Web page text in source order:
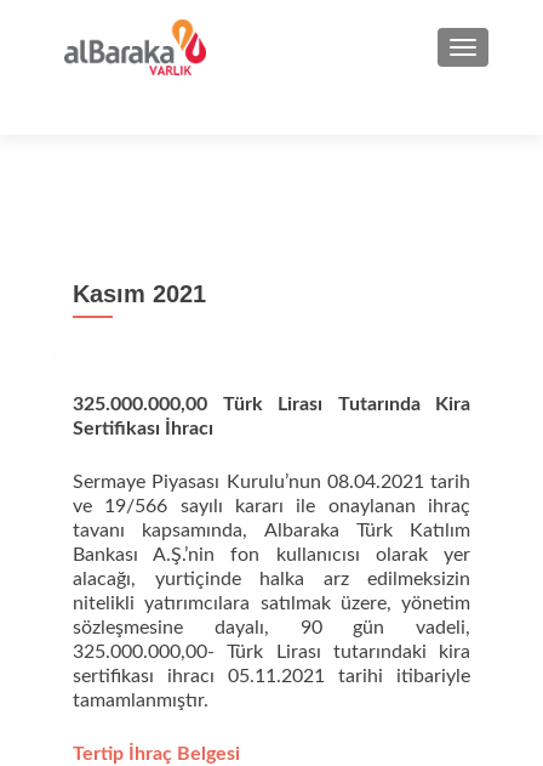
Kasım 2021
325.000.000,00 Türk Lirası Tutarında Kira
Sertifikası İhracı
Sermaye Piyasası Kurulu’nun 08.04.2021 tarih
ve 19/566 sayılı kararı ile onaylanan ihraç
tavanı kapsamında, Albaraka Türk Katılım
Bankası A.Ş.’nin fon kullanıcısı olarak yer
alacağı, yurtiçinde halka arz edilmeksizin
nitelikli yatırımcılara satılmak üzere, yönetim
sözleşmesine dayalı, 90 gün vadeli,
325.000.000,00- Türk Lirası tutarındaki kira
sertifikası ihracı 05.11.2021 tarihi itibariyle
tamamlanmıştır.
Tertip İhraç Belgesi